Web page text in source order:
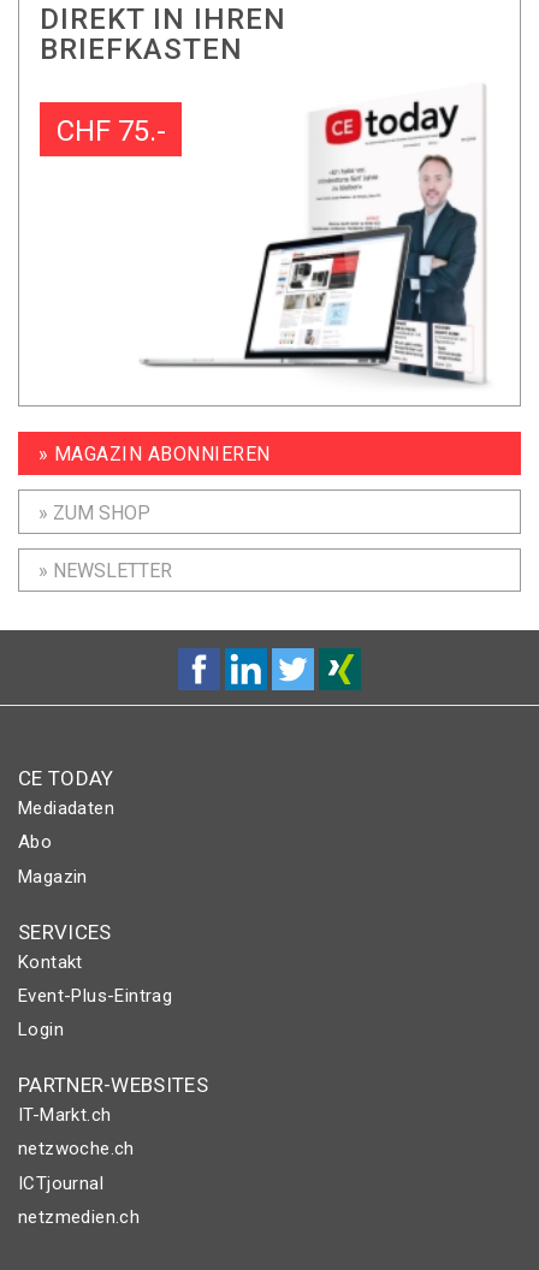
DIREKT IN IHREN
BRIEFKASTEN
CHF 75.-
» MAGAZIN ABONNIEREN
» ZUM SHOP
» NEWSLETTER
CE TODAY
Mediadaten
Abo
Magazin
SERVICES
Kontakt
Event-Plus-Eintrag
Login
PARTNER-WEBSITES
IT-Markt.ch
netzwoche.ch
ICTjournal
netzmedien.ch